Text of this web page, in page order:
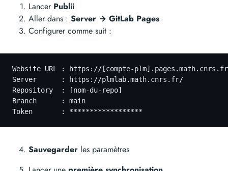
Lancer Publii
Aller dans : Server → GitLab Pages
Configurer comme suit :
Website URL : https://[compte-
Server      : https://plmlab.math.cnrs.fr/
Repository  : [nom-du-repo]
Branch      : main
Token       : ******************
Sauvegarder les paramètres